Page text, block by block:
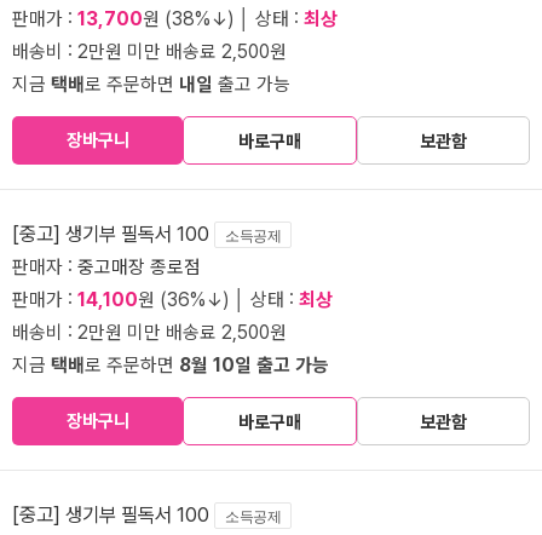
판매가 : 13,700원 (38%↓) │ 상태 : 최상
배송비 : 2만원 미만 배송료 2,500원
지금 택배로 주문하면 내일 출고 가능
장바구니 바로구매 보관함
[중고] 생기부 필독서 100 소득공제
판매자 : 중고매장 종로점
판매가 : 14,100원 (36%↓) │ 상태 : 최상
배송비 : 2만원 미만 배송료 2,500원
지금 택배로 주문하면 8월 10일 출고 가능
장바구니 바로구매 보관함
[중고] 생기부 필독서 100 소득공제